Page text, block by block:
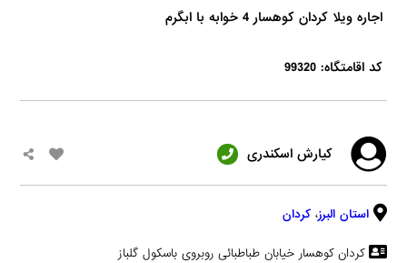
اجاره ویلا کردان کوهسار 4 خوابه با ابگرم
کد اقامتگاه: 99320
کیارش اسکندری
استان البرز، کردان
کردان کوهسار خیابان طباطبائی روبروی باسکول گلباز